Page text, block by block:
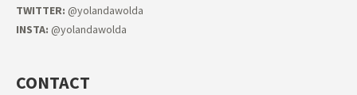
TWITTER: @yolandawolda
INSTA: @yolandawolda
CONTACT